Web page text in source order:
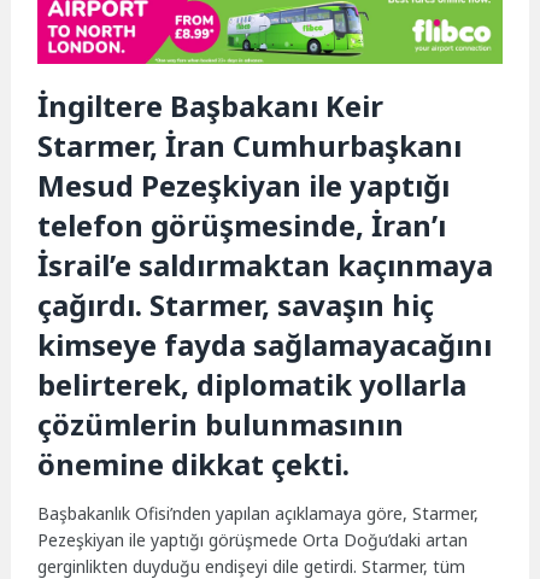
İngiltere Başbakanı Keir
Starmer, İran Cumhurbaşkanı
Mesud Pezeşkiyan ile yaptığı
telefon görüşmesinde, İran’ı
İsrail’e saldırmaktan kaçınmaya
çağırdı. Starmer, savaşın hiç
kimseye fayda sağlamayacağını
belirterek, diplomatik yollarla
çözümlerin bulunmasının
önemine dikkat çekti.
Başbakanlık Ofisi’nden yapılan açıklamaya göre, Starmer,
Pezeşkiyan ile yaptığı görüşmede Orta Doğu’daki artan
gerginlikten duyduğu endişeyi dile getirdi. Starmer, tüm